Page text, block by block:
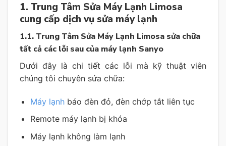
1. Trung Tâm Sửa Máy Lạnh Limosa
cung cấp dịch vụ sửa máy lạnh
1.1. Trung Tâm Sửa Máy Lạnh Limosa sửa chữa
tất cả các lỗi sau của máy lạnh Sanyo
Dưới đây là chi tiết các lỗi mà kỹ thuật viên
chúng tôi chuyên sửa chữa:
Máy lạnhbáo đèn đỏ, đèn chớp tắt liên tục
Remote máy lạnh bị khóa
Máy lạnh không làm lạnh